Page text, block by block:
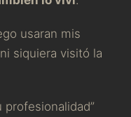
usaran mis
siquiera visitó la
profesionalidad”